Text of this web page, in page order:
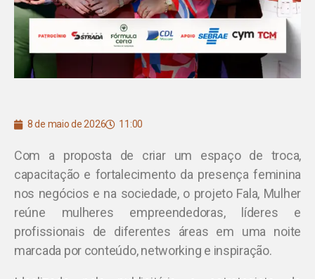
8 de maio de 2026 11:00
Com a proposta de criar um espaço de troca,
capacitação e fortalecimento da presença feminina
nos negócios e na sociedade, o projeto Fala, Mulher
reúne mulheres empreendedoras, líderes e
profissionais de diferentes áreas em uma noite
marcada por conteúdo, networking e inspiração.